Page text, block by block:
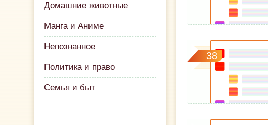
Домашние животные
Манга и Аниме
Непознанное
Политика и право
Семья и быт
38